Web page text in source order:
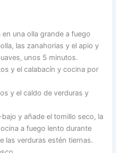
una olla grande a fuego
las zanahorias y el apio y
unos 5 minutos.
y el calabacín y cocina por
y el caldo de verduras y
y añade el tomillo seco, la
a fuego lento durante
las verduras estén tiernas.